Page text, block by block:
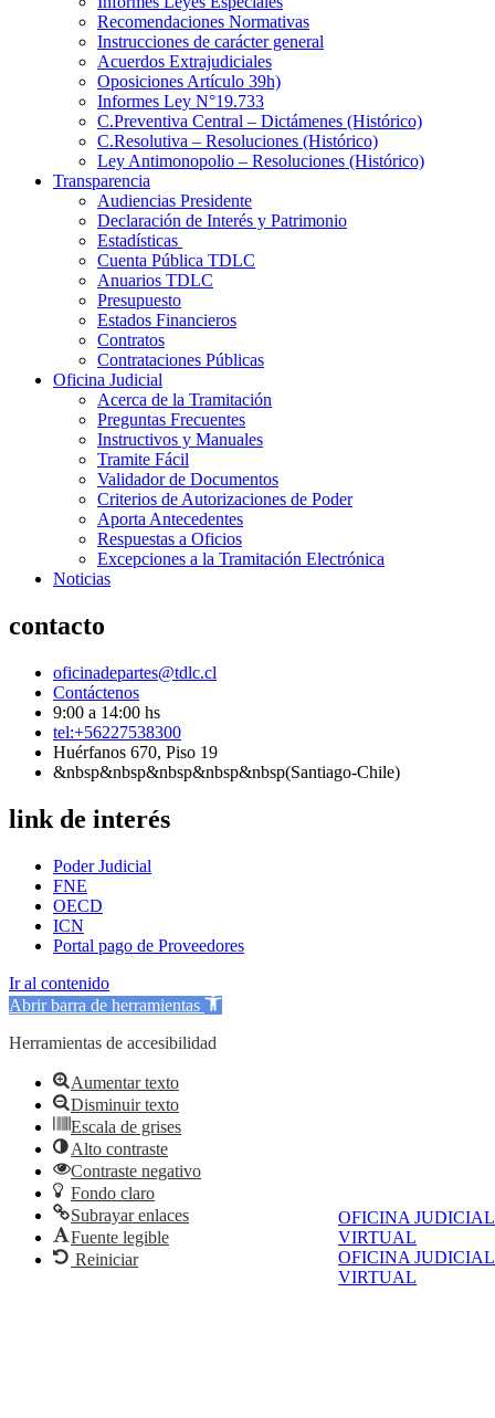
OFICINA JUDICIAL
VIRTUAL
OFICINA JUDICIAL
VIRTUAL
Recomendaciones Normativas
Instrucciones de carácter general
Acuerdos Extrajudiciales
Oposiciones Artículo 39h)
Informes Ley N°19.733
C.Preventiva Central – Dictámenes (Histórico)
C.Resolutiva – Resoluciones (Histórico)
Ley Antimonopolio – Resoluciones (Histórico)
Transparencia
Audiencias Presidente
Declaración de Interés y Patrimonio
Estadísticas
Cuenta Pública TDLC
Anuarios TDLC
Presupuesto
Estados Financieros
Contratos
Contrataciones Públicas
Oficina Judicial
Acerca de la Tramitación
Preguntas Frecuentes
Instructivos y Manuales
Tramite Fácil
Validador de Documentos
Criterios de Autorizaciones de Poder
Aporta Antecedentes
Respuestas a Oficios
Excepciones a la Tramitación Electrónica
Noticias
contacto
oficinadepartes@tdlc.cl
Contáctenos
9:00 a 14:00 hs
tel:+56227538300
Huérfanos 670, Piso 19
&nbsp&nbsp&nbsp&nbsp&nbsp(Santiago-Chile)
link de interés
Poder Judicial
FNE
OECD
ICN
Portal pago de Proveedores
Ir al contenido
Abrir barra de herramientas
Herramientas de accesibilidad
Aumentar texto
Disminuir texto
Escala de grises
Alto contraste
Contraste negativo
Fondo claro
Subrayar enlaces
Fuente legible
Reiniciar